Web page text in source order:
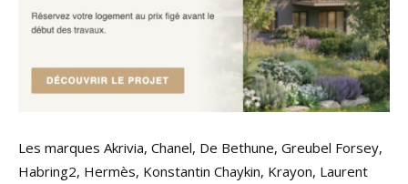
Les marques Akrivia, Chanel, De Bethune, Greubel Forsey,
Habring2, Hermès, Konstantin Chaykin, Krayon, Laurent